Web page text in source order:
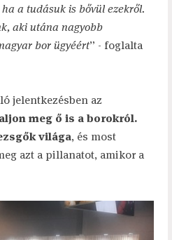
a tudásuk is bővül ezekről.
aki utána nagyobb
bor ügyéért” - foglalta
jelentkezésben az
meg ő is a borokról.
világa, és most
azt a pillanatot, amikor a